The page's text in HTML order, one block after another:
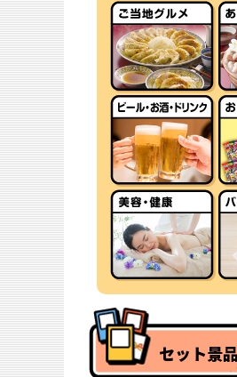
セット景品